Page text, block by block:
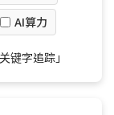
AI算力
键字追踪」